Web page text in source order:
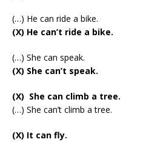
(…) He can ride a bike.
(X) He can’t ride a bike.
(…) She can speak.
(X) She can’t speak.
(X) She can climb a tree.
(…) She can’t climb a tree.
(X) It can fly.